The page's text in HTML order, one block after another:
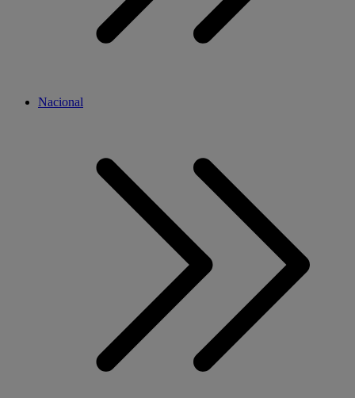
Nacional